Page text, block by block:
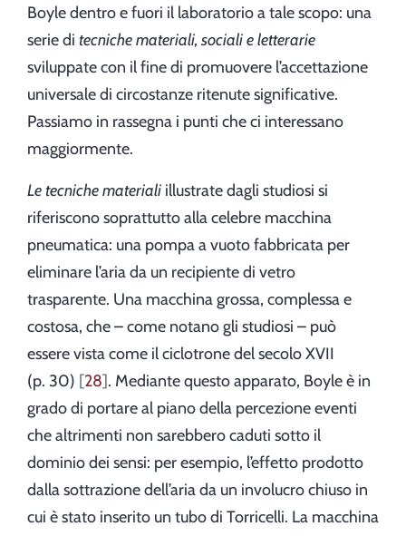
Boyle dentro e fuori il laboratorio a tale scopo: una
serie di tecniche materiali, sociali e letterarie
sviluppate con il fine di promuovere l’accettazione
universale di circostanze ritenute significative.
Passiamo in rassegna i punti che ci interessano
maggiormente.
Le tecniche materiali illustrate dagli studiosi si
riferiscono soprattutto alla celebre macchina
pneumatica: una pompa a vuoto fabbricata per
eliminare l’aria da un recipiente di vetro
trasparente. Una macchina grossa, complessa e
costosa, che – come notano gli studiosi – può
essere vista come il ciclotrone del secolo XVII
(p. 30) 28 . Mediante questo apparato, Boyle è in
grado di portare al piano della percezione eventi
che altrimenti non sarebbero caduti sotto il
dominio dei sensi: per esempio, l’effetto prodotto
dalla sottrazione dell’aria da un involucro chiuso in
cui è stato inserito un tubo di Torricelli. La macchina